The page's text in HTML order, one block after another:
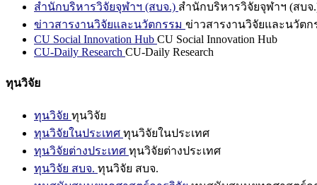
สำนักบริหารวิจัยจุฬาฯ (สบจ.) สำนักบริหารวิจัยจุฬาฯ (สบจ
ข่าวสารงานวิจัยและนวัตกรรม ข่าวสารงานวิจัยและนวัตก
CU Social Innovation Hub CU Social Innovation Hub
CU-Daily Research CU-Daily Research
ทุนวิจัย
ทุนวิจัย ทุนวิจัย
ทุนวิจัยในประเทศ ทุนวิจัยในประเทศ
ทุนวิจัยต่างประเทศ ทุนวิจัยต่างประเทศ
ทุนวิจัย สบจ. ทุนวิจัย สบจ.